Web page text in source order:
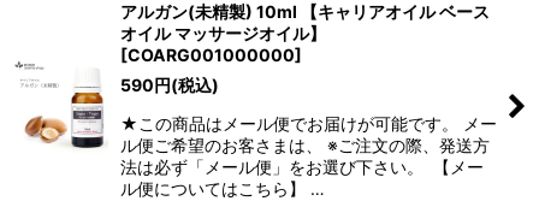
アルガン(未精製) 10ml 【キャリアオイル ベース
オイル マッサージオイル】
[COARG001000000]
590円(税込)
★この商品はメール便でお届けが可能です。 メー
ル便ご希望のお客さまは、 ※ご注文の際、発送方
法は必ず「メール便」をお選び下さい。 【メー
ル便についてはこちら】 …